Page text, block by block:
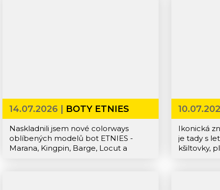
14.07.2026 | BOTY ETNIES
Naskladnili jsem nové colorways
oblíbených modelů bot ETNIES -
Marana, Kingpin, Barge, Locut a
Ikonická
je tady s
kšiltovky,